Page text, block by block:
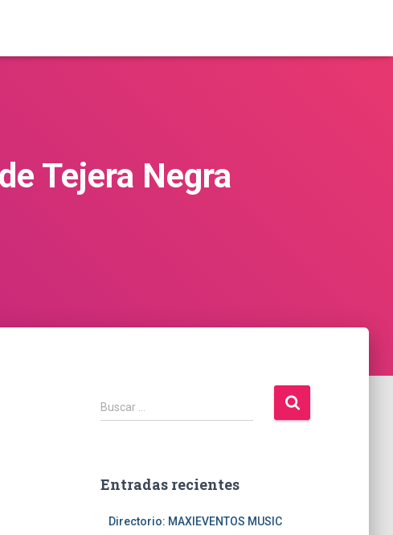
Tejera Negra
B
u
r
Buscar …
Entradas recientes
Directorio: MAXIEVENTOS MUSIC